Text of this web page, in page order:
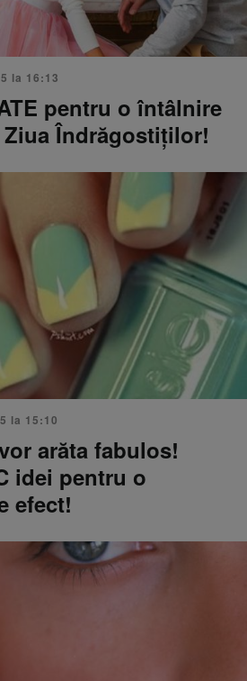
la 16:13
pentru o întâlnire
Ziua Îndrăgostiților!
la 15:10
arăta fabulos!
idei pentru o
efect!